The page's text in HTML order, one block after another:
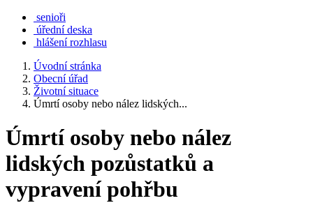
senioři
úřední deska
hlášení rozhlasu
Úvodní stránka
Obecní úřad
Životní situace
Úmrtí osoby nebo nález lidských...
Úmrtí osoby nebo nález
lidských pozůstatků a
vypravení pohřbu